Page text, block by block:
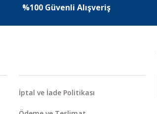
%100 Güvenli Alışveriş
İptal ve İade Politikası